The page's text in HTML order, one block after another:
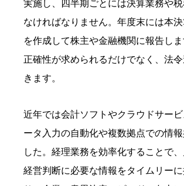
実施し、四半期ごとには決算業務や
なければなりません。年度末には本
を作成して株主や金融機関に報告し
正確性が求められるだけでなく、法
きます。
近年では会計ソフトやクラウドサー
ータ入力の自動化や複数拠点での情
した。経理業務を効率化することで
経営判断に必要な情報をタイムリー